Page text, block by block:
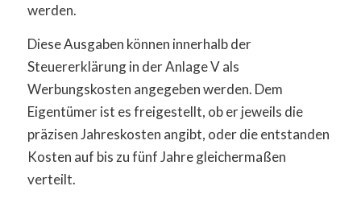
werden.
Diese Ausgaben können innerhalb der
Steuererklärung in der Anlage V als
Werbungskosten angegeben werden. Dem
Eigentümer ist es freigestellt, ob er jeweils die
präzisen Jahreskosten angibt, oder die entstanden
Kosten auf bis zu fünf Jahre gleichermaßen
verteilt.